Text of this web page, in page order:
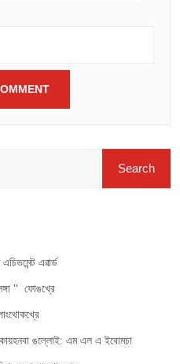
এৱার্ড
'' ফোঙখ্রে
ঙল্লোই: এম এল এ ইবোমচা